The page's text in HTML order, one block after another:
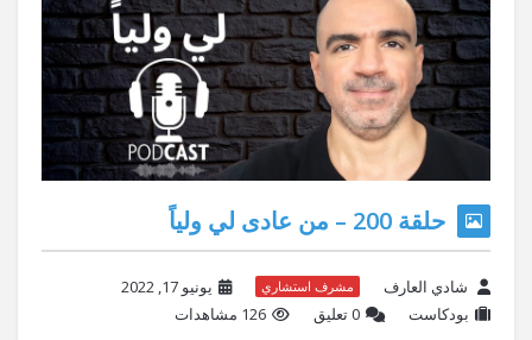
حلقة 200 – من عادى لي ولياً
شادي العارف مشرف استشاري
يونيو 17, 2022
بودكاست
‫0 تعليق 126 مشاهدات